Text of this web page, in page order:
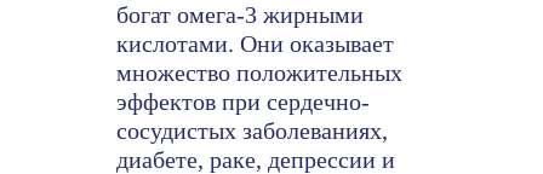
богат омега-3 жирными
кислотами. Они оказывает
множество положительных
эффектов при сердечно-
сосудистых заболеваниях,
диабете, раке, депрессии и